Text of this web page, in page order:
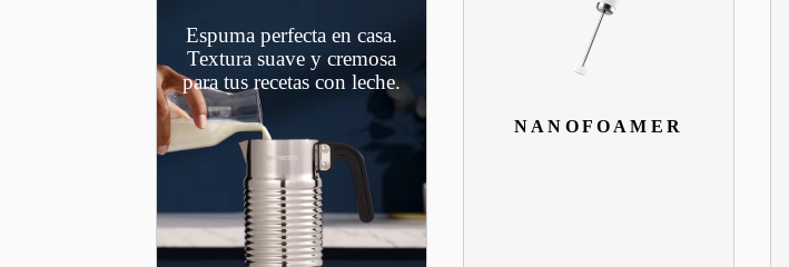
Espuma perfecta en casa.
Textura suave y cremosa
para tus recetas con leche.
NANOFOAMER